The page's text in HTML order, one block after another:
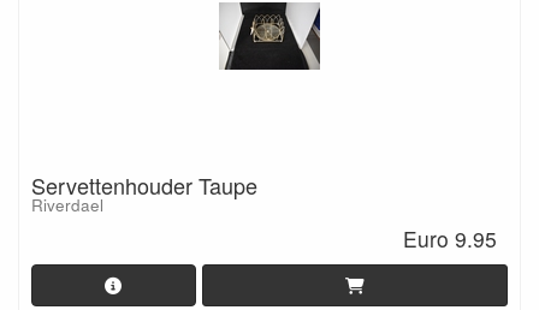
Servettenhouder Taupe
Riverdael
Euro 9.95